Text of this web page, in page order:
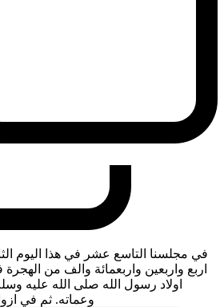
في مجلسنا التاسع عشر في هذا اليوم
اربع واربعين واربعمائة والف من
اولاد رسول الله صلى الله عليه
وعماته. ثم في